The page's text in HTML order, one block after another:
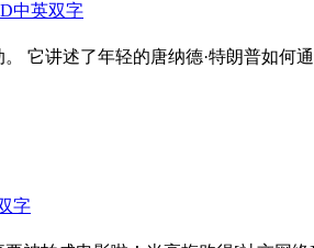
中英双字
它讲述了年轻的唐纳德·特朗普如何通
字